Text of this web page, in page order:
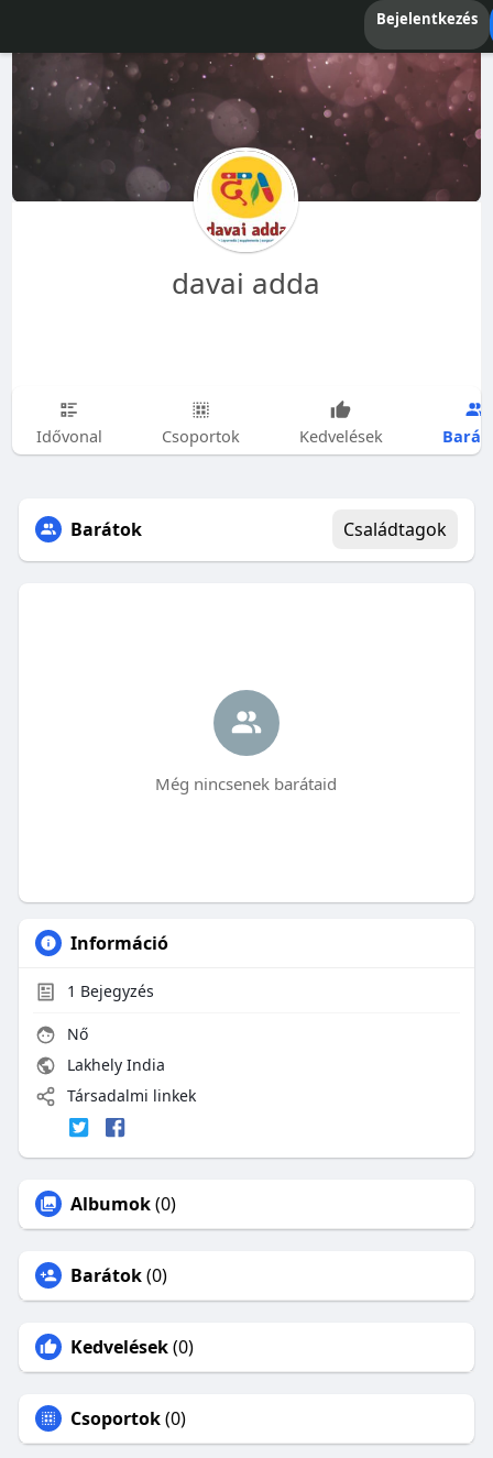
Bejelentkezés
davai adda
Idővonal Csoportok Kedvelések
Barátok Családtagok
Még nincsenek barátaid
Információ
1 Bejegyzés
Nő
Lakhely India
Társadalmi linkek
Albumok(0)
Barátok(0)
Kedvelések(0)
Csoportok(0)